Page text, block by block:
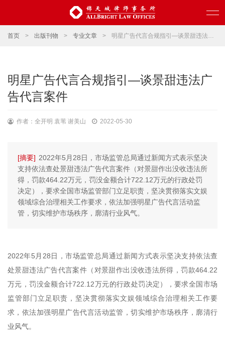
首页 > 出版刊物 > 专业文章 > 明星广告代言合规指引—谈景甜违法广告代言案件
明星广告代言合规指引—谈景甜违法广
告代言案件
作者：全开明 袁苇 谢美山 2022-05-30
[摘要] 2022年5月28日，市场监管总局通过新闻方式表示坚决
支持依法查处景甜违法广告代言案件（对景甜作出没收违法所
得，罚款464.22万元，罚没金额合计722.12万元的行政处罚
决定），要求全国市场监管部门立足职责，坚决贯彻落实文娱
领域综合治理相关工作要求，依法加强明星广告代言活动监
管，切实维护市场秩序，廓清行业风气。
2022年5月28日，市场监管总局通过新闻方式表示坚决支持依法查
处景甜违法广告代言案件（对景甜作出没收违法所得，罚款464.22
万元，罚没金额合计722.12万元的行政处罚决定），要求全国市场
监管部门立足职责，坚决贯彻落实文娱领域综合治理相关工作要
求，依法加强明星广告代言活动监管，切实维护市场秩序，廓清行
业风气。